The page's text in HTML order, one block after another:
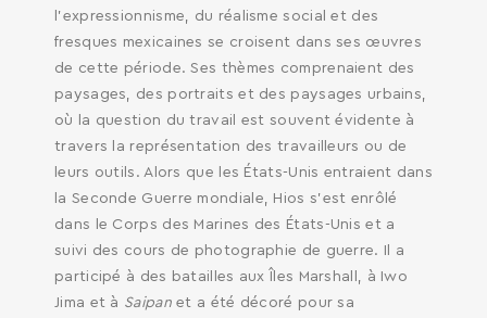
SEARCH AND PRESS ENTER
l’expressionnisme, du réalisme social et des
fresques mexicaines se croisent dans ses œuvres
de cette période. Ses thèmes comprenaient des
paysages, des portraits et des paysages urbains,
où la question du travail est souvent évidente à
travers la représentation des travailleurs ou de
leurs outils. Alors que les États-Unis entraient dans
la Seconde Guerre mondiale, Hios s’est enrôlé
dans le Corps des Marines des États-Unis et a
suivi des cours de photographie de guerre. Il a
participé à des batailles aux Îles Marshall, à Iwo
Jima et à Saipanet a été décoré pour sa